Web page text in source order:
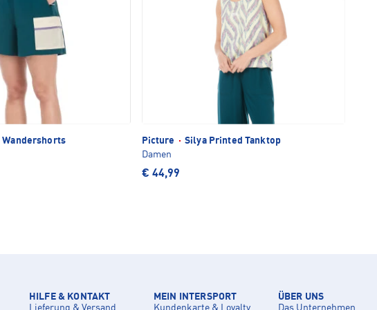
Wandershorts
Picture · Silya Printed Tanktop
Damen
€ 44,99
HILFE & KONTAKT
MEIN INTERSPORT
ÜBER UNS